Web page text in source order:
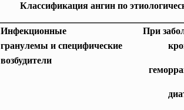
Классификация ангин по
Инфекционные
гранулемы и специфические
возбудители
При